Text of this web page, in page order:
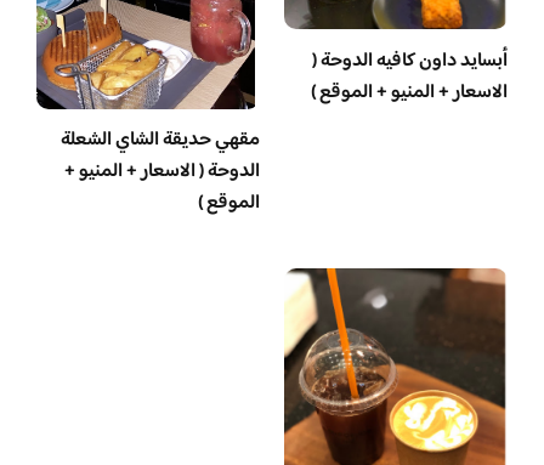
أبسايد داون كافيه الدوحة (
الاسعار + المنيو + الموقع )
مقهي حديقة الشاي الشعلة
الدوحة ( الاسعار + المنيو +
الموقع )